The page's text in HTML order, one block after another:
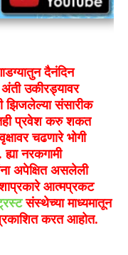
दैनंदिन
उकीरड्यावर
झिजलेल्या संसारीक
प्रवेश करु शकत
चढणारे भोगी
नरकगामी
अपेक्षित असलेली
आत्मप्रकट
संस्थेच्या माध्यमातून
करत आहोत.